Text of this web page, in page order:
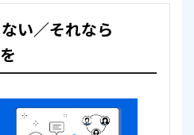
い／それなら